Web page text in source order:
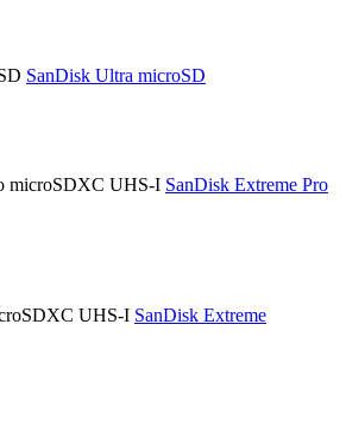
SanDisk Ultra microSD
SanDisk Extreme Pro
SanDisk Extreme